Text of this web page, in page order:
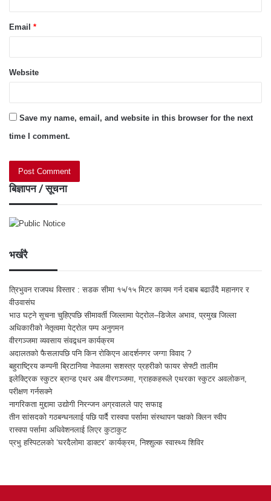
Email *
Website
Save my name, email, and website in this browser for the next
time I comment.
बिज्ञापन / सूचना
भर्खरै
त्रिभुवन राजपथ विस्तार : सडक सीमा १५/१५ मिटर कायम गर्न दबाब बढाउँदै महानगर र
वीउवासंघ
भाउ घट्ने सूचना चुहिएपछि सीमावर्ती जिल्लामा पेट्रोल–डिजेल अभाव, प्रमुख जिल्ला
अधिकारीको नेतृत्वमा पेट्रोल पम्प अनुगमन
वीरगञ्जमा व्यवसाय संवद्र्धन कार्यक्रम
अदालतको फैसलापछि पनि किन रोकिएन आदर्शनगर जग्गा विवाद ?
बहुराष्ट्रिय कम्पनी ब्रिटानिया नेपालमा सशस्त्र प्रहरीको फायर सेफ्टी तालीम
इलेक्ट्रिक स्कुटर ब्रान्ड एथर अब वीरगञ्जमा, ग्राहकहरूले एथरका स्कुटर अवलोकन,
परीक्षण गर्नसक्ने
नागरिकता मुद्दामा उद्योगी निरन्जन अग्रवालले पाए सफाइ
तीन सांसदको गठबन्धनलाई पछि पार्दै रास्वपा पर्सामा संस्थापन पक्षको क्लिन स्वीप
रास्वपा पर्सामा अधिवेशनलाई लिएर कुटाकुट
प्रभु हस्पिटलको ‘घरदैलोमा डाक्टर’ कार्यक्रम, निश्शुल्क स्वास्थ्य शिविर